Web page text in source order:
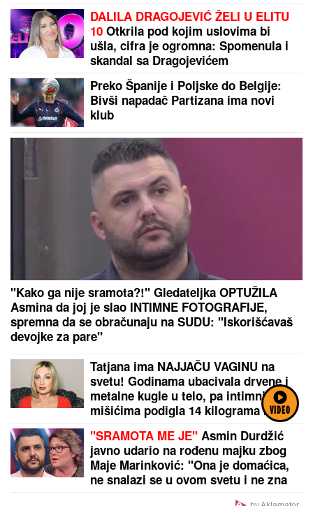
VIDEO
DALILA DRAGOJEVIĆ ŽELI U ELITU
10 Otkrila pod kojim uslovima bi
ušla, cifra je ogromna: Spomenula i
skandal sa Dragojevićem
Preko Španije i Poljske do Belgije:
Bivši napadač Partizana ima novi
klub
"Kako ga nije sramota?!" Gledateljka OPTUŽILA
Asmina da joj je slao INTIMNE FOTOGRAFIJE,
spremna da se obračunaju na SUDU: "Iskorišćavaš
devojke za pare"
Tatjana ima NAJJAČU VAGINU na
svetu! Godinama ubacivala drvene i
metalne kugle u telo, pa intimnim
mišićima podigla 14 kilograma i
"SRAMOTA ME JE" Asmin Durdžić
javno udario na rođenu majku zbog
Maje Marinković: "Ona je domaćica,
ne snalazi se u ovom svetu i ne zna